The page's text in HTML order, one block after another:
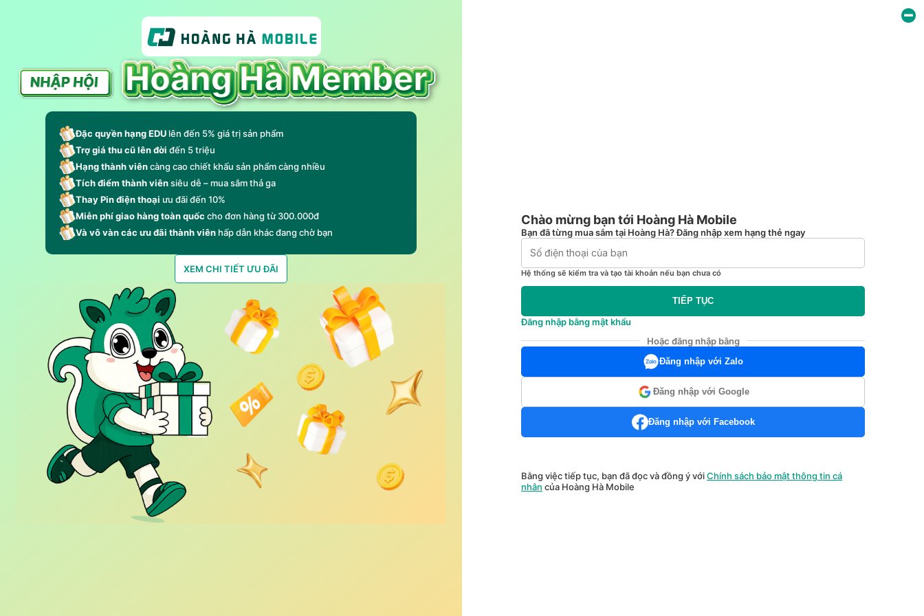
Đặc quyền hạng EDU lên đến 5% giá trị sản phẩm
Trợ giá thu cũ lên đời đến 5 triệu
Hạng thành viêncàng cao chiết khấu sản phẩm càng nhiều
Tích điểm thành viênsiêu dễ – mua sắm thả ga
Thay Pin điện thoại ưu đãi đến 10%
Miễn phí giao hàng toàn quốccho đơn hàng từ 300.000đ
Và vô vàn các ưu đãi thành viên hấp dẫn khác đang chờ bạn
XEM CHI TIẾT ƯU ĐÃI
Chào mừng bạn tới Hoàng Hà Mobile
Bạn đã từng mua sắm tại Hoàng Hà? Đăng nhập xem hạng thẻ ngay
Hệ thống sẽ kiểm tra và tạo tài khoản nếu bạn chưa có
TIẾP TỤC
Đăng nhập bằng mật khẩu
Hoặc đăng nhập bằng
Đăng nhập với Zalo
Đăng nhập với Google
Đăng nhập với Facebook
Bằng việc tiếp tục, bạn đã đọc và đồng ý vớiChính sách bảo mật thông tin cá
nhân của Hoàng Hà Mobile